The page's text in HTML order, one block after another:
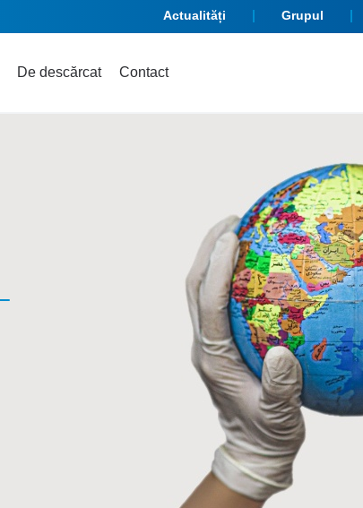
Actualități Grupul
De descărcat Contact